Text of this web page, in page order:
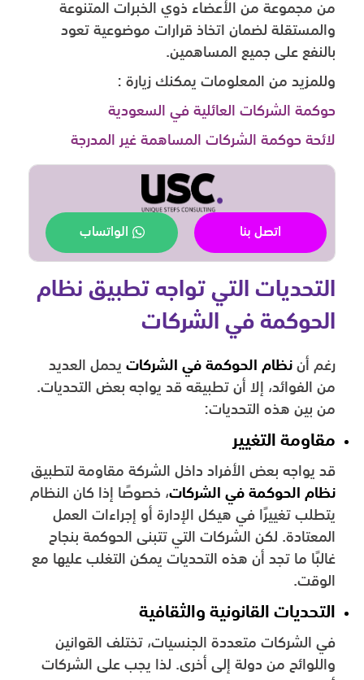
من مجموعة من الأعضاء ذوي الخبرات المتنوعة
والمستقلة لضمان اتخاذ قرارات موضوعية تعود
بالنفع على جميع المساهمين.
وللمزيد من المعلومات يمكنك زيارة :
حوكمة الشركات العائلية في السعودية
لائحة حوكمة الشركات المساهمة غير المدرجة
اتصل بنا الواتساب
التحديات التي تواجه تطبيق نظام
الحوكمة في الشركات
رغم أن نظام الحوكمة في الشركات يحمل العديد
من الفوائد، إلا أن تطبيقه قد يواجه بعض التحديات.
من بين هذه التحديات:
مقاومة التغيير
قد يواجه بعض الأفراد داخل الشركة مقاومة لتطبيق
نظام الحوكمة في الشركات، خصوصًا إذا كان النظام
يتطلب تغييرًا في هيكل الإدارة أو إجراءات العمل
المعتادة. لكن الشركات التي تتبنى الحوكمة بنجاح
غالبًا ما تجد أن هذه التحديات يمكن التغلب عليها مع
الوقت.
التحديات القانونية والثقافية
في الشركات متعددة الجنسيات، تختلف القوانين
واللوائح من دولة إلى أخرى. لذا يجب على الشركات